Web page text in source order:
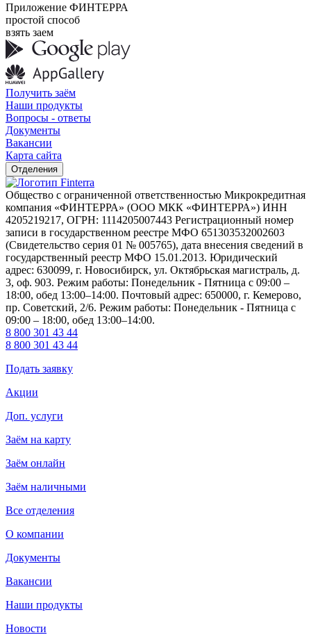
Приложение ФИНТЕРРА
простой способ
взять заем
Получить заём
Наши продукты
Вопросы - ответы
Документы
Вакансии
Карта сайта
Отделения
Общество с ограниченной ответственностью Микрокредитная
компания «ФИНТЕРРА» (ООО МКК «ФИНТЕРРА») ИНН
4205219217, ОГРН: 1114205007443 Регистрационный номер
записи в государственном реестре МФО 651303532002603
(Свидетельство серия 01 № 005765), дата внесения сведений в
государственный реестр МФО 15.01.2013. Юридический
адрес: 630099, г. Новосибирск, ул. Октябрьская магистраль, д.
3, оф. 903. Режим работы: Понедельник - Пятница с 09:00 –
18:00, обед 13:00–14:00. Почтовый адрес: 650000, г. Кемерово,
пр. Советский, 2/6. Режим работы: Понедельник - Пятница с
09:00 – 18:00, обед 13:00–14:00.
8 800 301 43 44
8 800 301 43 44
Подать заявку
Акции
Доп. услуги
Заём на карту
Заём онлайн
Заём наличными
Все отделения
О компании
Документы
Вакансии
Наши продукты
Новости